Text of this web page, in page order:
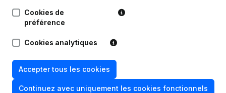
25-04-2014
Rubrique Constitution (Nouvelle
Personne Morale, Ouverture
Cookies de
préférence
Cookies analytiques
Accepter tous les cookies
Continuez avec uniquement les cookies fonctionnels